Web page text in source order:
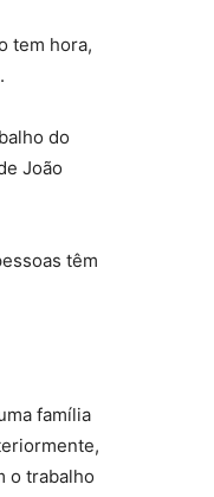
tem hora,
do
João
têm
família
o trabalho